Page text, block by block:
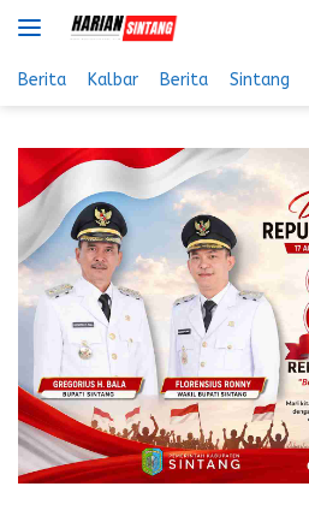
Langsung
ke
konten
Berita Kalbar Berita Sintang